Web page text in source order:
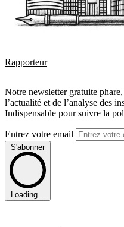
Rapporteur
Notre newsletter gratuite
l’actualité et de l’analyse des
Indispensable pour suivre la
Entrez votre email
S'abonner
Loading...